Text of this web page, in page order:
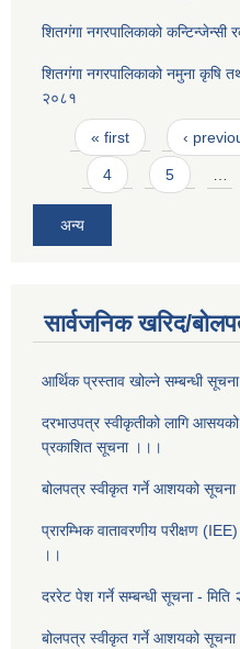
शितगंगा नगरपालिकाको कन्टिन्जेन्सी
शितगंगा नगरपालिकाको नमुना कृषि
२०८१
Pages
« first ‹
4 5
अन्य
सार्वजनिक खरिद/
आर्थिक प्रस्ताव खोल्ने सम्बन्धी
दरभाउपत्र स्वीकृतीको लागि
प्रकाशित सूचना ।।।
बोलपत्र स्वीकृत गर्ने आशयको
प्रारम्भिक वातावरणीय परीक्षण
।।
दररेट पेश गर्ने सम्बन्धी सूचना -
बोलपत्र स्वीकृत गर्ने आशयको